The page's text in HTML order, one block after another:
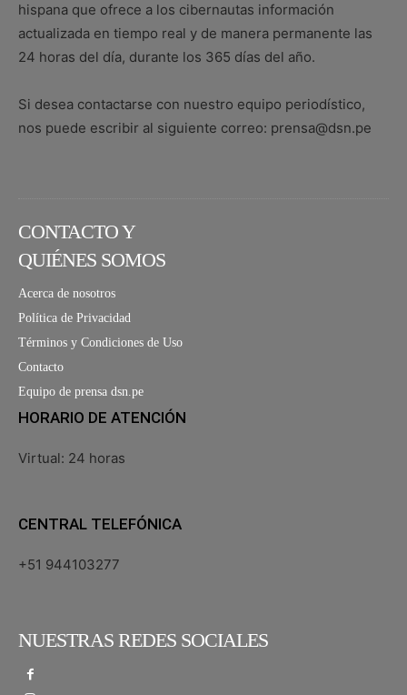
hispana que ofrece a los cibernautas información
actualizada en tiempo real y de manera permanente las
24 horas del día, durante los 365 días del año.
Si desea contactarse con nuestro equipo periodístico,
nos puede escribir al siguiente correo: prensa@dsn.pe
CONTACTO Y
QUIÉNES SOMOS
Acerca de nosotros
Política de Privacidad
Términos y Condiciones de Uso
Contacto
Equipo de prensa dsn.pe
HORARIO DE ATENCIÓN
Virtual: 24 horas
CENTRAL TELEFÓNICA
+51 944103277
NUESTRAS REDES SOCIALES